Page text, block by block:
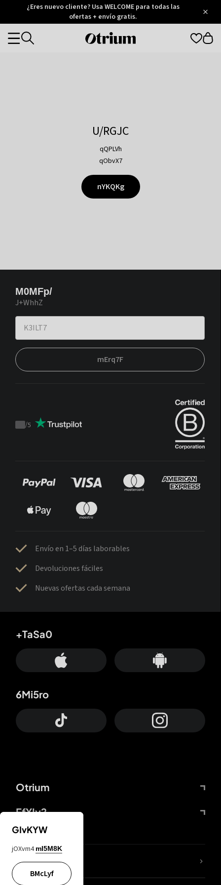
Otrium
Trustpilot
¿Eres nuevo cliente? Usa WELCOME para todas las
ofertas + envío gratis.
Otrium
Categories
U/RGJC
qQPLVh
qObvX7
nYKQKg
M0MFp/
J+WhhZ
mErq7F
Trustpilot
/5
Envío en 1–5 días laborables
Devoluciones fáciles
Nuevas ofertas cada semana
Otrium
FfYIy2
+TaSa0
6Mi5ro
65A04M
GIvKYW
jOXvm4 mI5M8K
BMcLyf